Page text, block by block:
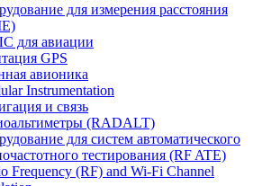
для измерения расстояния
для авиации
GPS
авионика
Instrumentation
и связь
(RADALT)
для систем автоматического
тестирования (RF ATE)
Frequency (RF) and Wi-Fi Channel